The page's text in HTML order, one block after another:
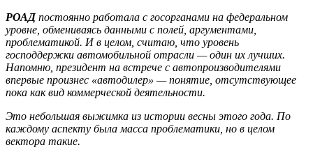
РОАДпостоянно работала с госорганами на федеральном
уровне, обмениваясь данными с полей, аргументами,
проблематикой. И в целом, считаю, что уровень
господдержки автомобильной отрасли — один их лучших.
Напомню, президент на встрече с автопроизводителями
впервые произнес «автодилер» — понятие, отсутствующее
пока как вид коммерческой деятельности.
Это небольшая выжимка из истории весны этого года. По
каждому аспекту была масса проблематики, но в целом
вектора такие.